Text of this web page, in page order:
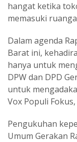
hangat ketika
memasuki
Dalam agenda
Barat ini,
hanya untuk
DPW dan DPD
untuk
Vox Populi
Pengukuhan
Umum Gerakan